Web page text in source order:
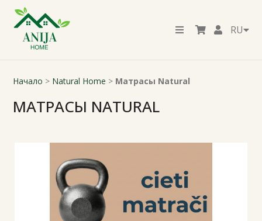
RU
Начало > Natural Home > Матрасы Natural
МАТРАСЫ NATURAL